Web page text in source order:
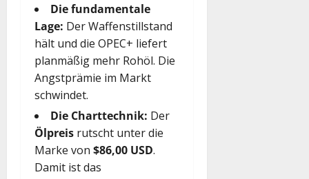
Die fundamentale
Lage: Der Waffenstillstand
hält und die OPEC+ liefert
planmäßig mehr Rohöl. Die
Angstprämie im Markt
schwindet.
Die Charttechnik:
Ölpreis rutscht unter die
Marke von $86,00 USD.
Damit ist das